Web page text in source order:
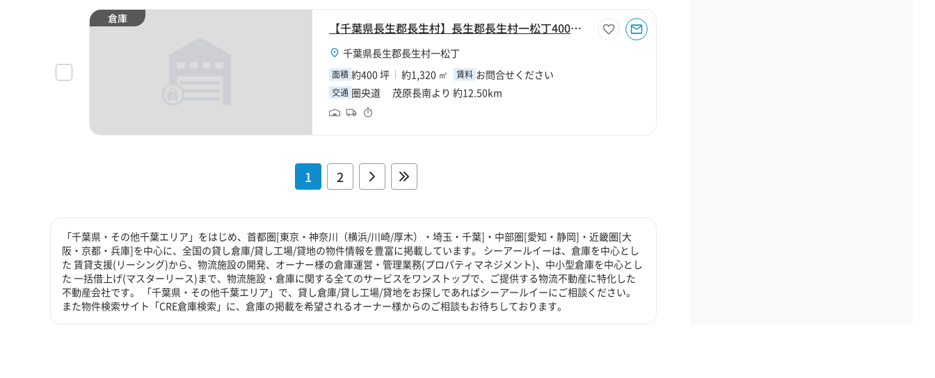
倉庫
【千葉県長生郡長生村】長生郡長生村一松丁400坪倉庫
千葉県長生郡長生村一松丁
面積 約400 坪 約1,320 ㎡ 賃料 お問合せください
交通 圏央道 茂原長南より 約12.50km
1 2
「千葉県・その他千葉エリア」をはじめ、首都圏[東京・神奈川（横浜/川崎/厚木）・埼玉・千葉]・中部圏[愛知・静岡]・近畿圏[大
阪・京都・兵庫]を中心に、全国の貸し倉庫/貸し工場/貸地の物件情報を豊富に掲載しています。 シーアールイーは、倉庫を中心とし
た 賃貸支援(リーシング)から、物流施設の開発、オーナー様の倉庫運営・管理業務(プロパティマネジメント)、中小型倉庫を中心とし
た 一括借上げ(マスターリース)まで、物流施設・倉庫に関する全てのサービスをワンストップで、ご提供する物流不動産に特化した
不動産会社です。 「千葉県・その他千葉エリア」で、貸し倉庫/貸し工場/貸地をお探しであればシーアールイーにご相談ください。
また物件検索サイト「CRE倉庫検索」に、倉庫の掲載を希望されるオーナー様からのご相談もお待ちしております。